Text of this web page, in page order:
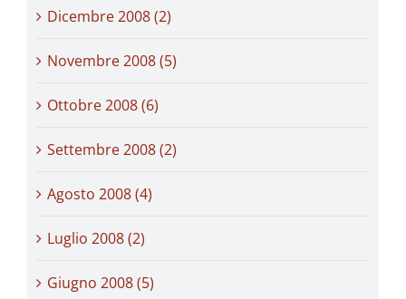
Dicembre 2008 (2)
Novembre 2008 (5)
Ottobre 2008 (6)
Settembre 2008 (2)
Agosto 2008 (4)
Luglio 2008 (2)
Giugno 2008 (5)